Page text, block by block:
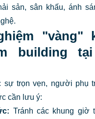
sản, sân khấu, ánh
"vàng"
building
sự trọn vẹn, người phụ
cần lưu ý:
Tránh các khung giờ